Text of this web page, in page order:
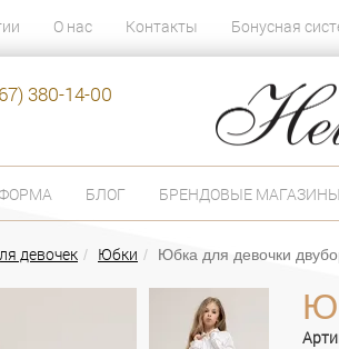
О нас Контакты Бонусная
380-14-00
БЛОГ БРЕНДОВЫЕ МАГАЗИНЫ
девочек Юбки Юбка для девочки